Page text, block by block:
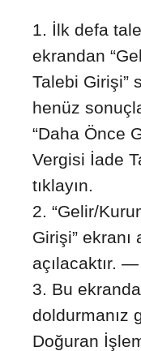
İlk defa
ekrandan
Talebi Girişi”
henüz
“Daha Önce
Vergisi İade
tıklayın.
“Gelir/
Girişi”
açılacaktır. —
Bu
doldurmanız
Doğuran